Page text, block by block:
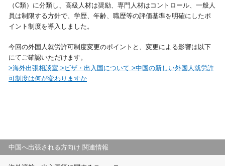
採用情報 企業情報
（C類）に分類し、高級人材は奨励、専門人材はコントロール、一般人
員は制限する方針で、学歴、年齢、職歴等の評価基準を明確にしたポ
イント制度を導入しました。
今回の外国人就労許可制度変更のポイントと、変更による影響は以下
にてご確認いただけます。
>海外出張相談室 >ビザ・出入国について >中国の新しい外国人就労許
可制度は何が変わりますか
中国へ出張される方向け 関連情報